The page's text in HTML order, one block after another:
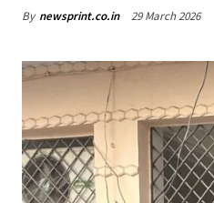
By newsprint.co.in 29 March 2026